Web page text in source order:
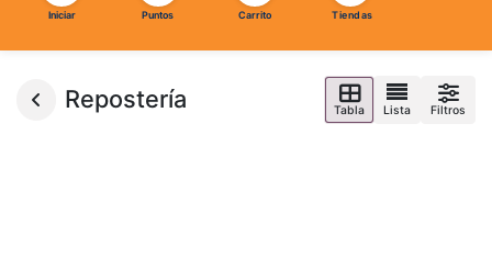
Repostería Tabla Lista Filtros